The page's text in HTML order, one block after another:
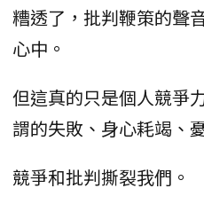
糟透了，批判鞭策的聲
心中。
但這真的只是個人競爭
謂的失敗、身心耗竭、
競爭和批判撕裂我們。